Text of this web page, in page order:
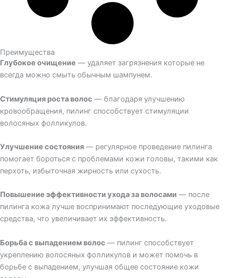
Преимущества
Глубокое очищение — удаляет загрязнения которые не
всегда можно смыть обычным шампунем.
Стимуляция роста волос — благодаря улучшению
кровообращения, пилинг способствует стимуляции
волосяных фолликулов.
Улучшение состояния — регулярное проведение пилинга
помогает бороться с проблемами кожи головы, такими как
перхоть, избыточная жирность или сухость.
Повышение эффективности ухода за волосами — после
пилинга кожа лучше воспринимают последующие уходовые
средства, что увеличивает их эффективность.
Борьба с выпадением волос — пилинг способствует
укреплению волосяных фолликулов и может помочь в
борьбе с выпадением, улучшая общее состояние кожи